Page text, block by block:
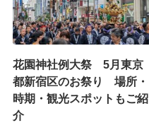
花園神社例大祭 5月東京
都新宿区のお祭り 場所・
時期・観光スポットもご紹
介